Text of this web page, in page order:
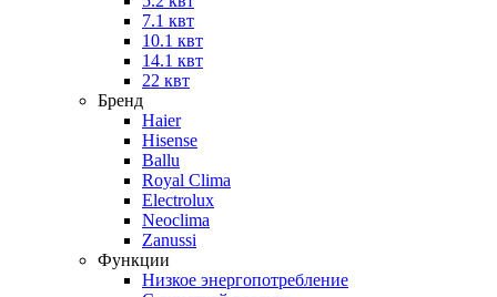
7.1 квт
10.1 квт
14.1 квт
22 квт
Бренд
Haier
Hisense
Ballu
Royal Clima
Electrolux
Neoclima
Zanussi
Функции
Низкое энергопотребление